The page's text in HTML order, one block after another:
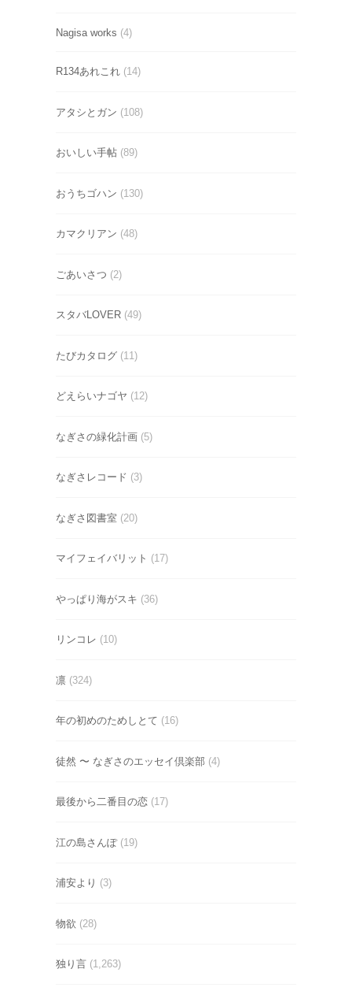
Nagisa works (4)
R134あれこれ (14)
アタシとガン (108)
おいしい手帖 (89)
おうちゴハン (130)
カマクリアン (48)
ごあいさつ (2)
スタバLOVER (49)
たびカタログ (11)
どえらいナゴヤ (12)
なぎさの緑化計画 (5)
なぎさレコード (3)
なぎさ図書室 (20)
マイフェイバリット (17)
やっぱり海がスキ (36)
リンコレ (10)
凛 (324)
年の初めのためしとて (16)
徒然 〜 なぎさのエッセイ倶楽部 (4)
最後から二番目の恋 (17)
江の島さんぽ(19)
浦安より (3)
物欲 (28)
独り言 (1,263)